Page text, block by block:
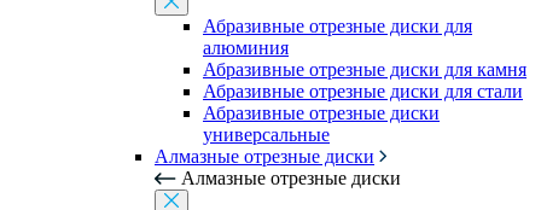
Абразивные отрезные диски для
алюминия
Абразивные отрезные диски для камня
Абразивные отрезные диски для стали
Абразивные отрезные диски
универсальные
Алмазные отрезные диски
Алмазные отрезные диски